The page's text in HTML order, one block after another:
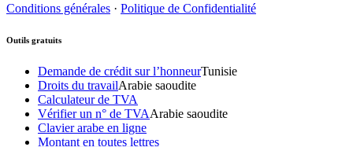
Conditions générales · Politique de Confidentialité
Outils gratuits
Demande de crédit sur l’honneurTunisie
Droits du travailArabie saoudite
Calculateur de TVA
Vérifier un n° de TVAArabie saoudite
Clavier arabe en ligne
Montant en toutes lettres